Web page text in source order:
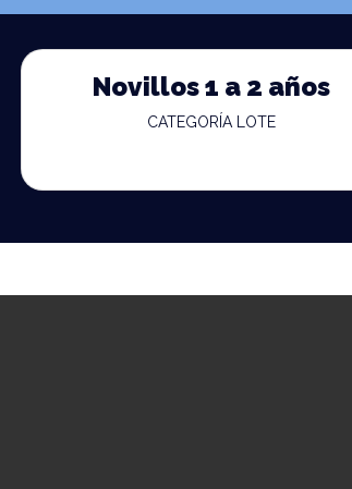
Novillos 1 a 2 años
CATEGORÍA LOTE